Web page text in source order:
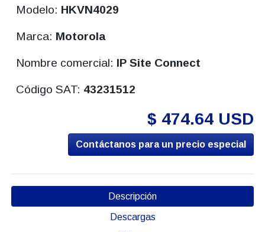
Modelo: HKVN4029
Marca: Motorola
Nombre comercial: IP Site Connect
Código SAT: 43231512
$ 474.64 USD
Contáctanos para un precio especial
Descripción
Descargas